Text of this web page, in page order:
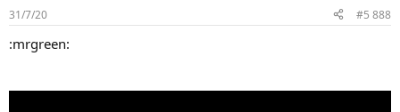
31/7/20 #5 888
:mrgreen: